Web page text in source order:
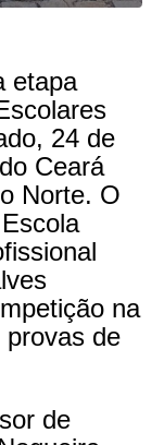
etapa
24 de
Ceará
Norte. O
na
provas de
de